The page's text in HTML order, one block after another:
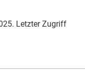
Letzter Zugriff